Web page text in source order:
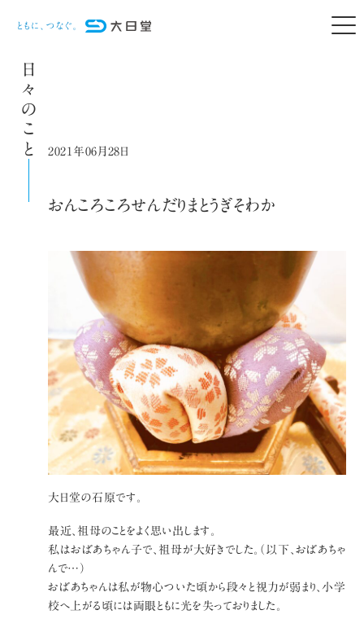
日々のこと 2021年06月28日
おんころころせんだりまとうぎそわか
大日堂の石原です。
最近、祖母のことをよく思い出します。
私はおばあちゃん子で、祖母が大好きでした。（以下、おばあちゃ
んで…）
おばあちゃんは私が物心ついた頃から段々と視力が弱まり、小学
校へ上がる頃には両眼ともに光を失っておりました。